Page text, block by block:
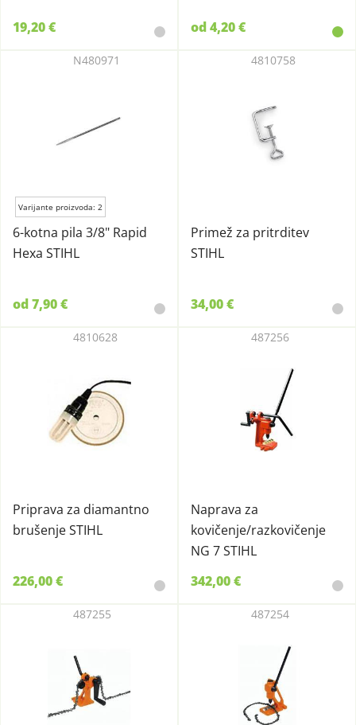
19,20 € od 4,20 €
Varijante proizvoda: 2
6-kotna pila 3/8" Rapid
Hexa STIHL
N480971
od 7,90 €
Primež za pritrditev
STIHL
4810758
34,00 €
Priprava za diamantno
brušenje STIHL
4810628
226,00 €
Naprava za
kovičenje/razkovičenje
NG 7 STIHL
487256
342,00 €
487255 487254